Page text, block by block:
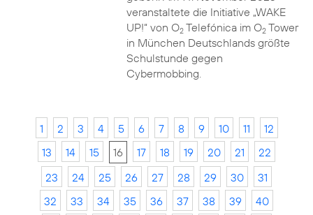
veranstaltete die Initiative „WAKE
UP!“ von O2Telefónica im O2Tower
in München Deutschlands größte
Schulstunde gegen
Cybermobbing.
1 2 3 4 5 6 7 8 9 10 11
12
13
14 15 16 17 18 19 20 21
22
23
24 25 26 27 28 29 30
31
32
33 34 35 36 37 38 39
40